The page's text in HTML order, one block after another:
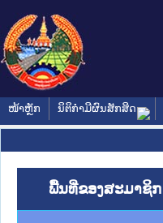
ໜ້າຫຼັກ ນິຕິກໍາມີຜົນສັກສິດ
ພື້ນທີ່ຂອງສະມາຊິກ